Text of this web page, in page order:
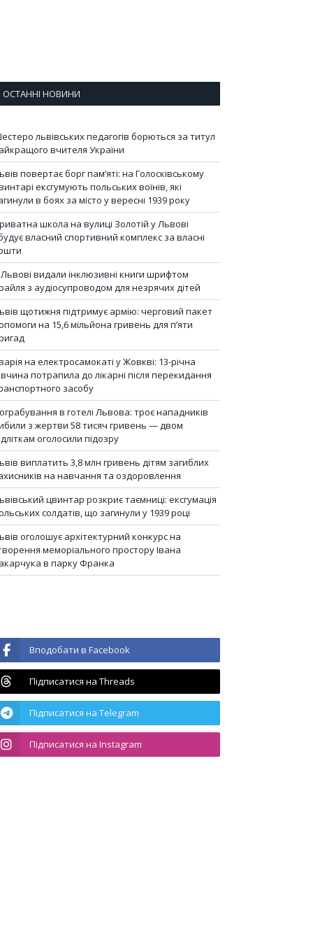
ОСТАННІ НОВИНИ
львівських педагогів борються за титул
вчителя України
повертає борг пам’яті: на Голосківському
ексгумують польських воїнів, які
в боях за місто у вересні 1939 року
школа на вулиці Золотій у Львові
власний спортивний комплекс за власні
видали інклюзивні книги шрифтом
з аудіосупроводом для незрячих дітей
щотижня підтримує армію: черговий пакет
на 15,6 мільйона гривень для п’яти
на електросамокаті у Жовкві: 13-річна
потрапила до лікарні після перекидання
засобу
в готелі Львова: троє нападників
з жертви 58 тисяч гривень — двом
оголосили підозру
виплатить 3,8 млн гривень дітям загиблих
на навчання та оздоровлення
цвинтар розкриє таємниці: ексгумація
солдатів, що загинули у 1939 році
оголошує архітектурний конкурс на
меморіального простору Івана
в парку Франка
Вподобати в Facebook
Підписатися на Threads
Підписатися на Telegram
Підписатися на Instagram